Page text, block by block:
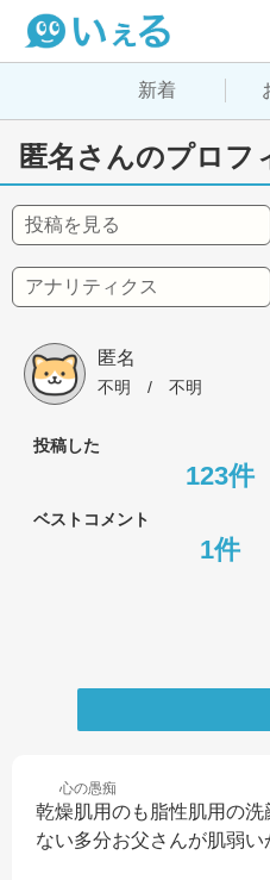
新着
匿名さんのプロフ
投稿を見る
アナリティクス
匿名
不明 / 不明
投稿した
123件
ベストコメント
1件
心の愚痴
乾燥肌用のも脂性肌用の
ない多分お父さんが肌弱